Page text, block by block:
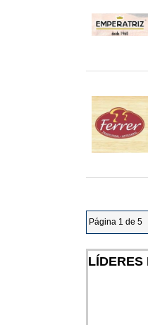
Página 1 de 5
LÍDERES